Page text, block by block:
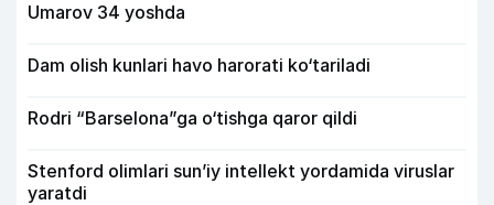
Umarov 34 yoshda
Dam olish kunlari havo harorati ko‘tariladi
Rodri “Barselona”ga o‘tishga qaror qildi
Stenford olimlari sun’iy intellekt yordamida viruslar
yaratdi